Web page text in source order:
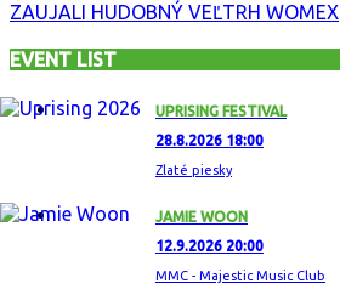
ZAUJALI HUDOBNÝ VEĽTRH WOMEX
EVENT LIST
UPRISING FESTIVAL
28.8.2026 18:00
Zlaté piesky
JAMIE WOON
12.9.2026 20:00
MMC - Majestic Music Club